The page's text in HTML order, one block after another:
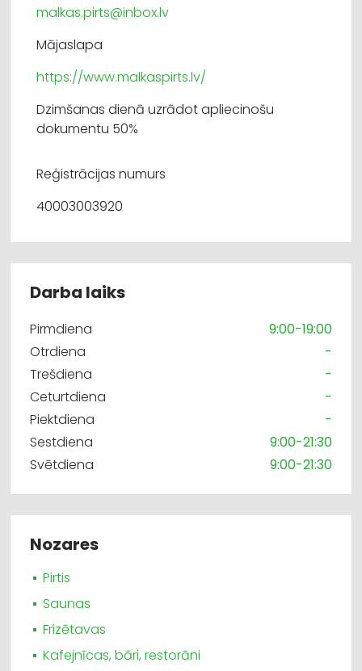
malkas.pirts@inbox.lv
Mājaslapa
https://www.malkaspirts.lv/
Dzimšanas dienā uzrādot apliecinošu
dokumentu 50%
Reģistrācijas numurs
40003003920
Darba laiks
Pirmdiena
9:00-19:00
Otrdiena
-
Trešdiena
-
Ceturtdiena
-
Piektdiena
-
Sestdiena
9:00-21:30
Svētdiena
9:00-21:30
Nozares
Pirtis
Saunas
Frizētavas
Kafejnīcas, bāri, restorāni